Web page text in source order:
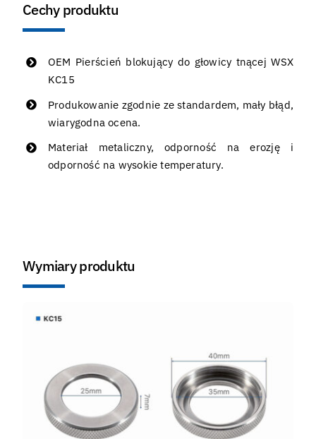
Cechy produktu
OEM Pierścień blokujący do głowicy tnącej WSX
KC15
Produkowanie zgodnie ze standardem, mały błąd,
wiarygodna ocena.
Materiał metaliczny, odporność na erozję i
odporność na wysokie temperatury.
Wymiary produktu